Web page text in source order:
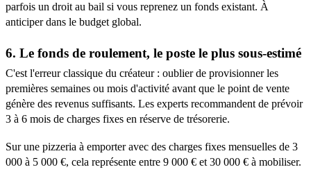
parfois un droit au bail si vous reprenez un fonds existant. À
anticiper dans le budget global.
6. Le fonds de roulement, le poste le plus sous-estimé
C'est l'erreur classique du créateur : oublier de provisionner les
premières semaines ou mois d'activité avant que le point de vente
génère des revenus suffisants. Les experts recommandent de prévoir
3 à 6 mois de charges fixes en réserve de trésorerie.
Sur une pizzeria à emporter avec des charges fixes mensuelles de 3
000 à 5 000 €, cela représente entre 9 000 € et 30 000 € à mobiliser.